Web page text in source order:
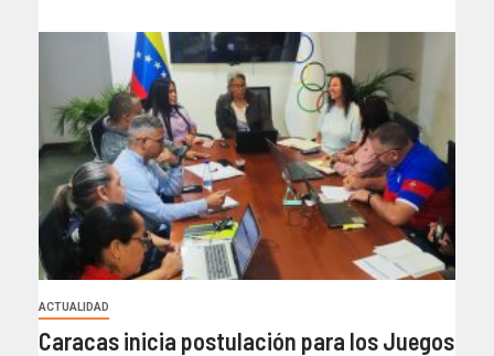
ACTUALIDAD
Caracas inicia postulación para los Juegos